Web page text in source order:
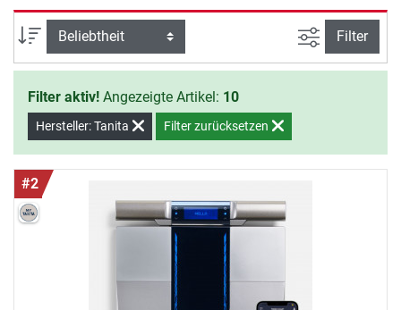
einigen Modellen werden die gemessenen Körperwerte auf
einer integrierten SD-Karte gespeichert, bei den anderen via
Bluetooth an Smartphone übertragen.
Sortierung Ansicht
Filter
Filter aktiv! Angezeigte Artikel: 10
Hersteller: Tanita Filter zurücksetzen
#2